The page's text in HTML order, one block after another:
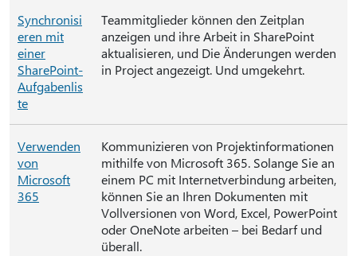
Synchronisi
eren mit
einer
SharePoint-
Aufgabenlis
te
Teammitglieder können den Zeitplan
anzeigen und ihre Arbeit in SharePoint
aktualisieren, und Die Änderungen werden
in Project angezeigt. Und umgekehrt.
Verwenden
von
Microsoft
365
Kommunizieren von Projektinformationen
mithilfe von Microsoft 365. Solange Sie an
einem PC mit Internetverbindung arbeiten,
können Sie an Ihren Dokumenten mit
Vollversionen von Word, Excel, PowerPoint
oder OneNote arbeiten – bei Bedarf und
überall.